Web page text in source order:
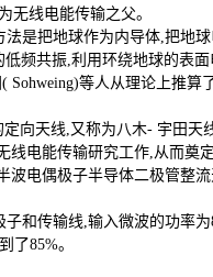
线电能传输之父。
是把地球作为内导体,把地
频共振,利用环绕地球的表面
等人从理论上推算
向天线,又称为八木- 宇田天线
电能传输研究工作,从而奠
电偶极子半导体二极管整流
和传输线,输入微波的功率为
85%。